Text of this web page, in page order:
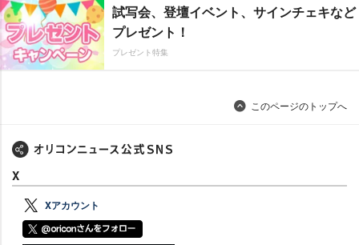
試写会、登壇イベント、サインチェキなど
プレゼント！
プレゼント特集
このページのトップへ
X
Xアカウント